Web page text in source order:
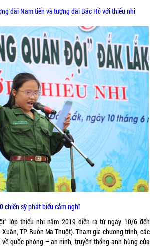
đài Nam tiến và tượng đài Bác Hồ với thiếu nhi
chiến sỹ phát biểu cảm nghĩ
lớp thiếu nhi năm 2019 diễn ra từ ngày 10/6 đến
TP. Buôn Ma Thuột). Tham gia chương trình, các
quốc phòng – an ninh, truyền thống anh hùng của